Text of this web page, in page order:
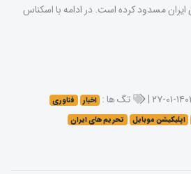
مسدود کرده است. در ادامه با اسکناس
۰۱-۲۷ | تگ ها : اخبار
فناوری
اپلیکیشن موبایل
تحریم های ایران